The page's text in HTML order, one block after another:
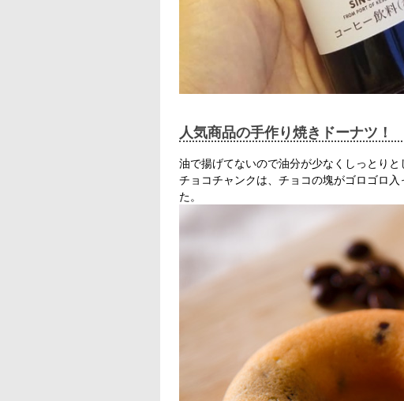
人気商品の手作り焼きドーナツ！
油で揚げてないので油分が少なくしっとりと
チョコチャンクは、チョコの塊がゴロゴロ
た。